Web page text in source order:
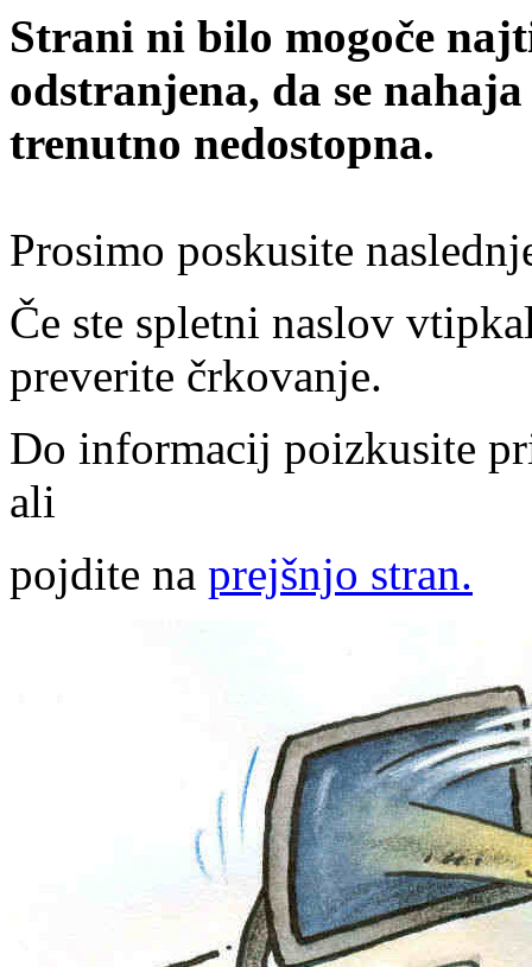
Strani ni bilo mogoče
odstranjena, da se
trenutno nedostopna.
Prosimo poskusite
Če ste spletni naslov
preverite črkovanje.
Do informacij poizkusite
ali
pojdite na prejšnjo stran.